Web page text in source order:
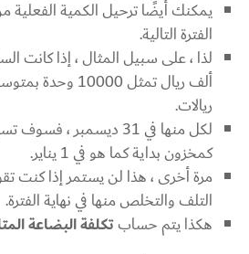
يمكنك أيضًا ترحيل الكمية الفعلية
الفترة التالية.
ريالات.
لكل منها في 31 ديسمبر
كمخزون بداية كما هو في 1 يناير.
مرة أخرى ، هذا لن يستمر إذا كنت
التلف والتخلص منها في نهاية الفترة.
هكذا يتم حسابتكلفة البضاعة